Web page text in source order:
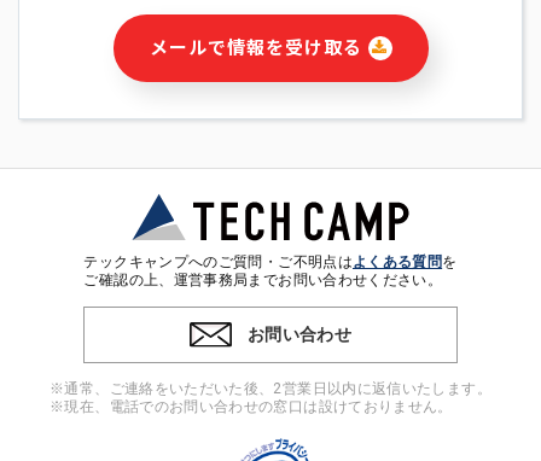
・本サービス及び本サービスに関連する情報(当社及び第三者の
サービス又は商品等の広告配信・宣伝を含みますが、それらに
・個人(法人の場合は担当者)を識別できない形式に加工した統
計情報の作成および利用
※上記の利用目的に基づいた本人への連絡及び配信について
4. 個人情報の第三者提供
ンをとるために、氏名等の一部の情報をサービス内で使用する
チャットツールで発信することにより、本サービスの他の利用
者等に提供することがあります。
メールで情報を受け取る
テックキャンプへのご質問・ご不明点はよくある質問を
ご確認の上、運営事務局までお問い合わせください。
お問い合わせ
※通常、ご連絡をいただいた後、2営業日以内に返信いたします。
※現在、電話でのお問い合わせの窓口は設けておりません。